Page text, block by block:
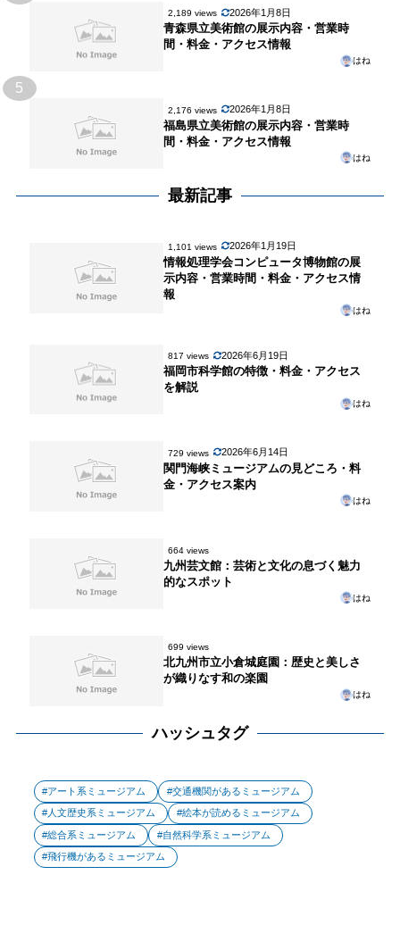
2,189 views 2026年1月8日
青森県立美術館の展示内容・営業時
間・料金・アクセス情報
はね
5
2,176 views 2026年1月8日
福島県立美術館の展示内容・営業時
間・料金・アクセス情報
はね
最新記事
1,101 views 2026年1月19日
情報処理学会コンピュータ博物館の展
示内容・営業時間・料金・アクセス情
報
はね
817 views 2026年6月19日
福岡市科学館の特徴・料金・アクセス
を解説
はね
729 views 2026年6月14日
関門海峡ミュージアムの見どころ・料
金・アクセス案内
はね
664 views
九州芸文館：芸術と文化の息づく魅力
的なスポット
はね
699 views
北九州市立小倉城庭園：歴史と美しさ
が織りなす和の楽園
はね
ハッシュタグ
アート系ミュージアム 交通機関があるミュージアム
人文歴史系ミュージアム 絵本が読めるミュージアム
総合系ミュージアム 自然科学系ミュージアム
飛行機があるミュージアム